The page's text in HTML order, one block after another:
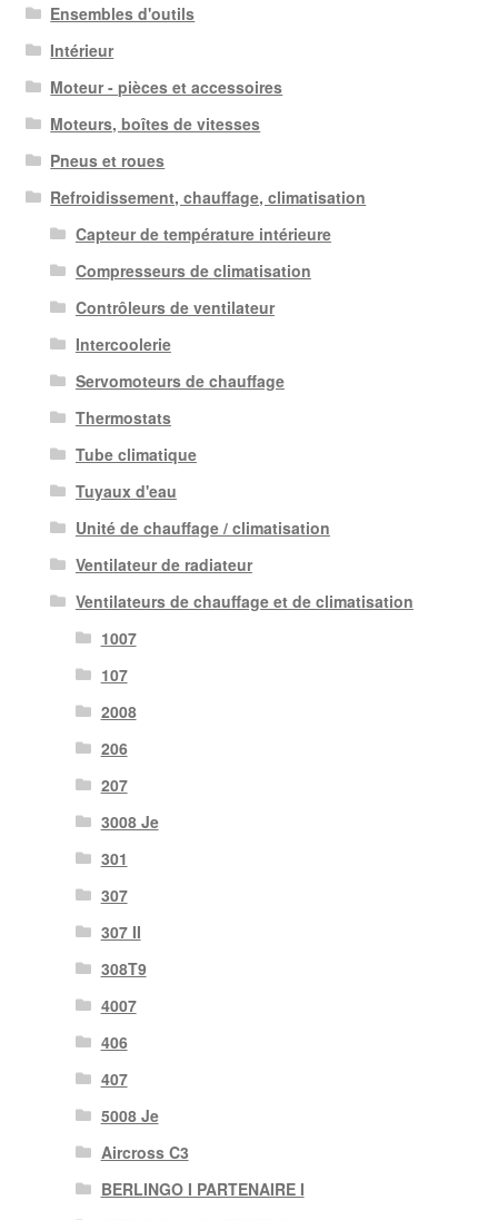
Ensembles d'outils
Intérieur
Moteur - pièces et accessoires
Moteurs, boîtes de vitesses
Pneus et roues
Refroidissement, chauffage, climatisation
Capteur de température intérieure
Compresseurs de climatisation
Contrôleurs de ventilateur
Intercoolerie
Servomoteurs de chauffage
Thermostats
Tube climatique
Tuyaux d'eau
Unité de chauffage / climatisation
Ventilateur de radiateur
Ventilateurs de chauffage et de climatisation
1007
107
2008
206
207
3008 Je
301
307
307 II
308T9
4007
406
407
5008 Je
Aircross C3
BERLINGO I PARTENAIRE I